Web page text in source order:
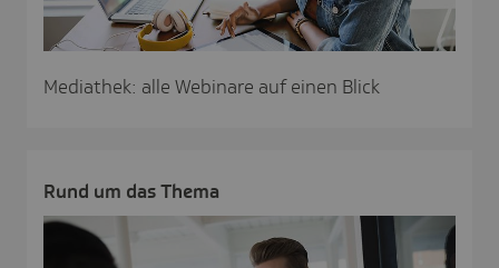
Mediathek: alle Webinare auf einen Blick
Rund um das Thema